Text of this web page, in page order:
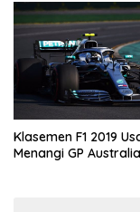
Klasemen F1 2019
Menangi GP Australia